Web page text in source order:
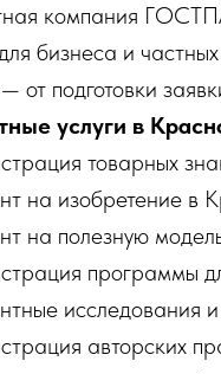
компания
бизнеса и
от подготовки
услуги в
товарных
на изобретение в
на полезную
программы
исследования и
авторских